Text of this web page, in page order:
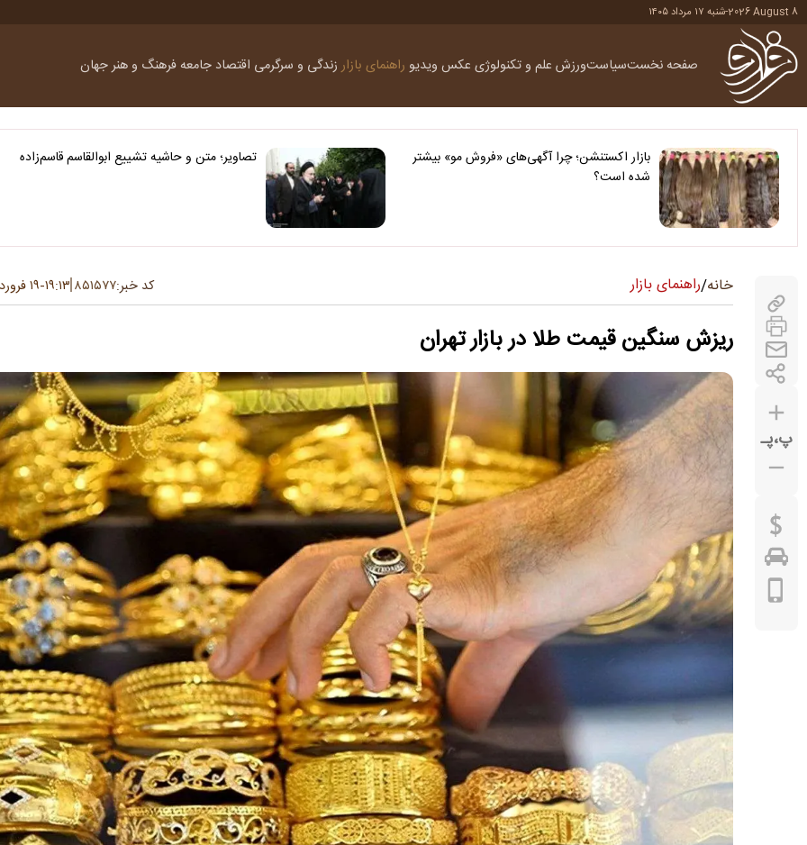
2026 August 8
-شنبه ۱۷ مرداد ۱۴۰۵
صفحه نخستسیاستورزش علم و تکنولوژی عکس ویدیو راهنمای بازارزندگی و سرگرمی اقتصاد جامعهفرهنگ و هنرجهان
بازار اکستنشن؛ چرا آگهی‌های «فروش مو» بیشتر
شده است؟
تصاویر؛ متن و حاشیه تشییع ابوالقاسم قاسم‌زاده
پ،پـ
خانه/راهنمای بازار کد خبر:۸۵۱۵۷۷ ۱۹:۱۳-۱۹ فروردین ۱۴۰۴
ریزش سنگین قیمت طلا در بازار تهران